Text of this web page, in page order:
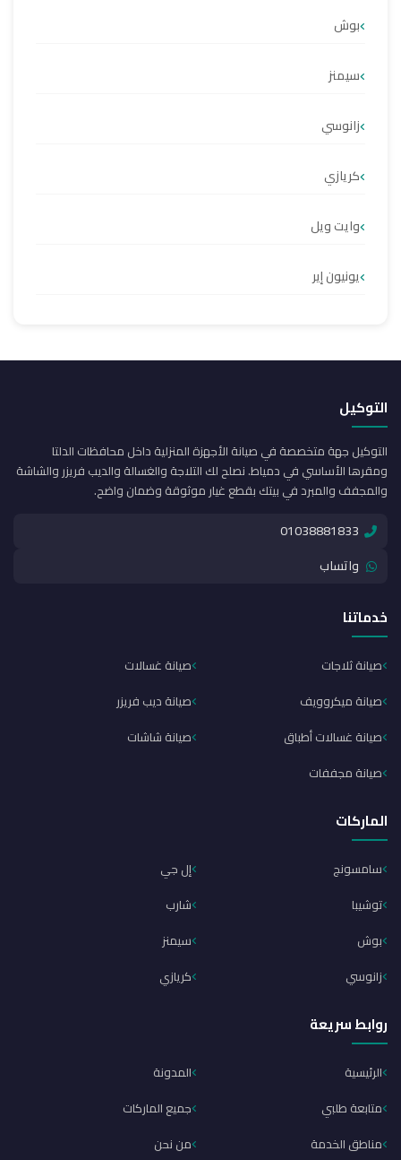
بوش
سيمنز
زانوسي
كريازي
وايت ويل
يونيون إير
التوكيل
التوكيل جهة متخصصة في صيانة الأجهزة المنزلية داخل محافظات الدلتا
ومقرها الأساسي في دمياط. نصلح لك التلاجة والغسالة والديب فريزر والشاشة
والمجفف والمبرد في بيتك بقطع غيار موثوقة وضمان واضح.
01038881833
واتساب
خدماتنا
صيانة ثلاجات
صيانة غسالات
صيانة ميكروويف
صيانة ديب فريزر
صيانة غسالات أطباق
صيانة شاشات
صيانة مجففات
الماركات
سامسونج
إل جي
توشيبا
شارب
بوش
سيمنز
زانوسي
كريازي
روابط سريعة
الرئيسية
المدونة
متابعة طلبي
جميع الماركات
مناطق الخدمة
من نحن